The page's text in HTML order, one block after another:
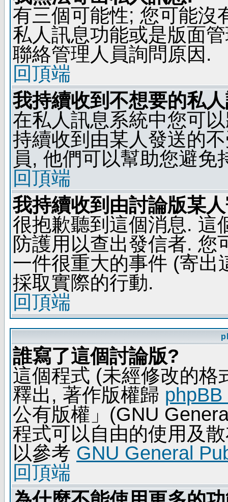
有三個可能性; 您可能沒
私人訊息功能或是版面
聯絡管理人員詢問原因.
回頂端
我持續收到不想要的私
在私人訊息系統中您可
持續收到由某人發送的
員, 他們可以幫助您避免
回頂端
我持續收到由討論版某
很抱歉聽到這個消息. 這
防護用以查出發信者. 您
一件很重大的事件 (寄出
採取實際的行動.
回頂端
誰寫了這個討論版?
這個程式 (未經修改的格
釋出, 著作版權歸
公有版權」(GNU
程式可以自由的使用及
以參考 GNU General
回頂端